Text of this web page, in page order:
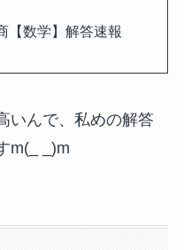
【数学】解答速報
いんで、私めの解答
m(_ _)m